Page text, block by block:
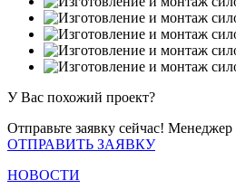
У Вас похожий проект?
Отправьте заявку сейчас!
ОТПРАВИТЬ ЗАЯВКУ
НОВОСТИ